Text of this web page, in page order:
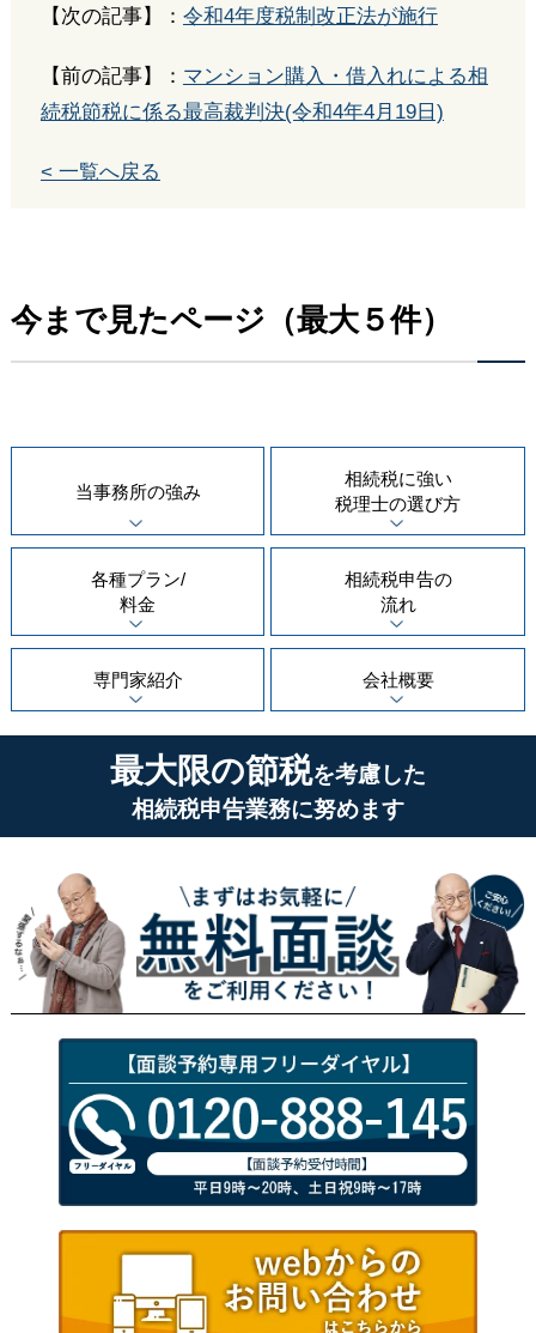
【次の記事】： 令和4年度税制改正法が施行
【前の記事】： マンション購入・借入れによる相
続税節税に係る最高裁判決(令和4年4月19日)
< 一覧へ戻る
今まで見たページ（最大５件）
当事務所の強み
相続税に強い
税理士の選び方
各種プラン/
料金
相続税申告の
流れ
専門家紹介 会社概要
最大限の節税を考慮した
相続税申告業務に努めます